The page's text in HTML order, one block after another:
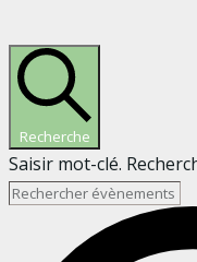
Recherche
Saisir mot-clé.